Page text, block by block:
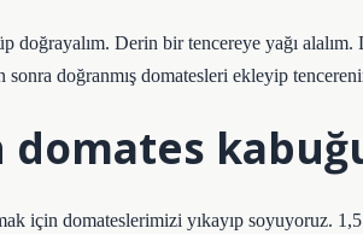
doğrayalım. Derin bir tencereye yağı
doğranmış domatesleri ekleyip
domates
için domateslerimizi yıkayıp soyuyoruz.